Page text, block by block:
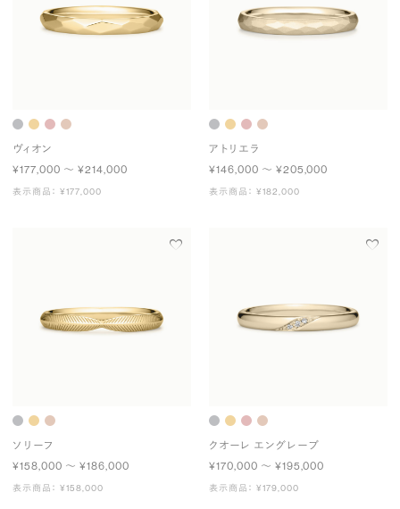
ヴィオン
¥177,000 〜 ¥214,000
表示商品： ¥177,000
アトリエラ
¥146,000 〜 ¥205,000
表示商品： ¥182,000
ソリーフ
¥158,000 〜 ¥186,000
表示商品： ¥158,000
クオーレ エングレーブ
¥170,000 〜 ¥195,000
表示商品： ¥179,000